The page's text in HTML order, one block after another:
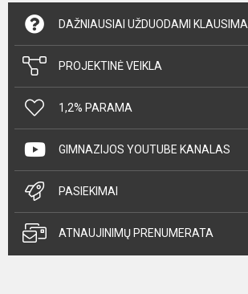
DAŽNIAUSIAI UŽDUODAMI KLAUSIMAI
PROJEKTINĖ VEIKLA
1,2% PARAMA
GIMNAZIJOS YOUTUBE KANALAS
PASIEKIMAI
ATNAUJINIMŲ PRENUMERATA